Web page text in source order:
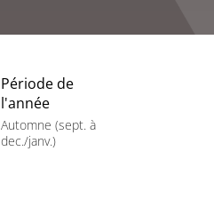
Période de
l'année
Automne (sept. à
dec./janv.)